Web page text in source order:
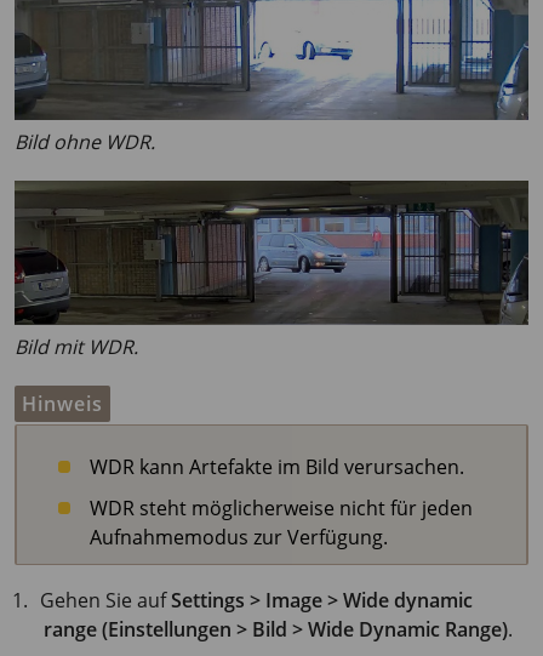
Bild ohne WDR.
Bild mit WDR.
Hinweis
WDR kann Artefakte im Bild verursachen.
WDR steht möglicherweise nicht für jeden
Aufnahmemodus zur Verfügung.
Gehen Sie aufSettings > Image > Wide dynamic
range (Einstellungen > Bild > Wide Dynamic Range).